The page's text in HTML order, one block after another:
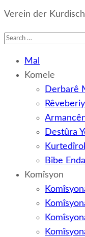
Verein der
Search
Mal
Komele
Derbarê
Destûra
Bibe
Komîsyon